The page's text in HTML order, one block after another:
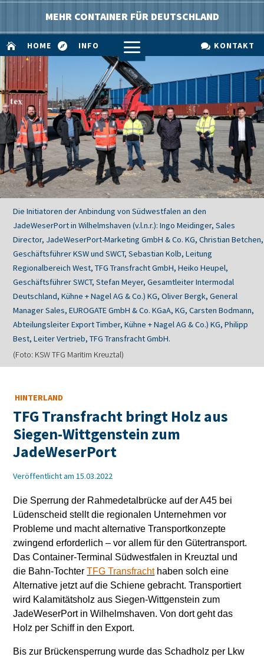
MEHR CONTAINER FÜR DEUTSCHLAND
 HOME  INFO a  KONTAKT
Die Initiatoren der Anbindung von Südwestfalen an den
JadeWeserPort in Wilhelmshaven (v.l.n.r.): Ingo Meidinger, Sales
Director, JadeWeserPort-Marketing GmbH & Co. KG, Christian Betchen,
Geschäftsführer KSW und SWCT, Sebastian Kolb, Leitung
Regionalbereich West, TFG Transfracht GmbH, Heiko Heupel,
Geschäftsführer SWCT, Stefan Meyer, Gesamtleiter Intermodal
Deutschland, Kühne + Nagel AG & Co.) KG, Oliver Bergk, General
Manager Sales, EUROGATE GmbH & Co. KGaA, KG, Carsten Bodmann,
Abteilungsleiter Export Timber, Kühne + Nagel AG & Co.) KG, Philipp
Best, Leiter Vertrieb, TFG Transfracht GmbH.
(Foto: KSW TFG Maritim Kreuztal)
HINTERLAND
TFG Transfracht bringt Holz aus
Siegen-Wittgenstein zum
JadeWeserPort
Veröffentlicht am 15.03.2022
Die Sperrung der Rahmedetalbrücke auf der A45 bei
Lüdenscheid stellt die regionalen Unternehmen vor
Probleme und macht alternative Transportkonzepte
zwingend erforderlich – vor allem für den Gütertransport.
Das Container-Terminal Südwestfalen in Kreuztal und
die Bahn-TochterTFG Transfrachthaben solch eine
Alternative jetzt auf die Schiene gebracht. Transportiert
wird Kalamitätsholz aus Siegen-Wittgenstein zum
JadeWeserPort in Wilhelmshaven. Von dort geht das
Holz per Schiff in den Export.
Bis zur Brückensperrung wurde das Schadholz per Lkw